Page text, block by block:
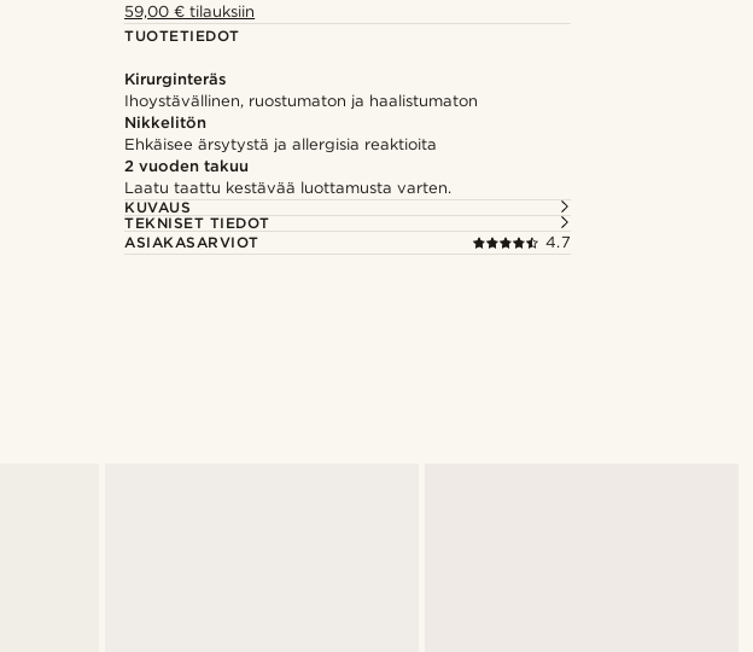
59,00 € tilauksiin
TUOTETIEDOT
Kirurginteräs
Ihoystävällinen, ruostumaton ja haalistumaton
Nikkelitön
Ehkäisee ärsytystä ja allergisia reaktioita
2 vuoden takuu
Laatu taattu kestävää luottamusta varten.
KUVAUS
TEKNISET TIEDOT
ASIAKASARVIOT
4.7